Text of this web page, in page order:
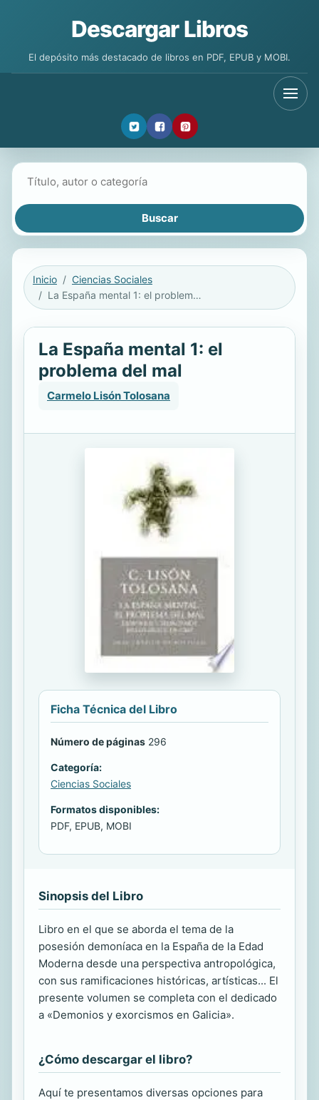
Descargar Libros
El depósito más destacado de libros en PDF, EPUB y MOBI.
Inicio
Ciencias Sociales
La España mental 1: el problema del mal
La España mental 1: el
problema del mal
Carmelo Lisón Tolosana
Ficha Técnica del Libro
Número de páginas 296
Categoría:
Ciencias Sociales
Formatos disponibles:
PDF, EPUB, MOBI
Sinopsis del Libro
Libro en el que se aborda el tema de la
posesión demoníaca en la España de la Edad
Moderna desde una perspectiva antropológica,
con sus ramificaciones históricas, artísticas... El
presente volumen se completa con el dedicado
a «Demonios y exorcismos en Galicia».
¿Cómo descargar el libro?
Aquí te presentamos diversas opciones para